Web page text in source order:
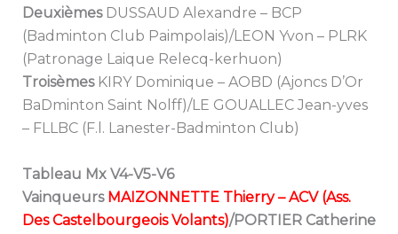
DeuxièmesDUSSAUD Alexandre – BCP
(Badminton Club Paimpolais)/LEON Yvon – PLRK
(Patronage Laique Relecq-kerhuon)
TroisèmesKIRY Dominique – AOBD (Ajoncs D’Or
BaDminton Saint Nolff)/LE GOUALLEC Jean-yves
– FLLBC (F.l. Lanester-Badminton Club)
Tableau Mx V4-V5-V6
Vainqueurs MAIZONNETTE Thierry – ACV (Ass.
Des Castelbourgeois Volants)/PORTIER Catherine